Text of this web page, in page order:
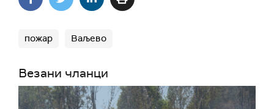
пожар Ваљево
Везани чланци